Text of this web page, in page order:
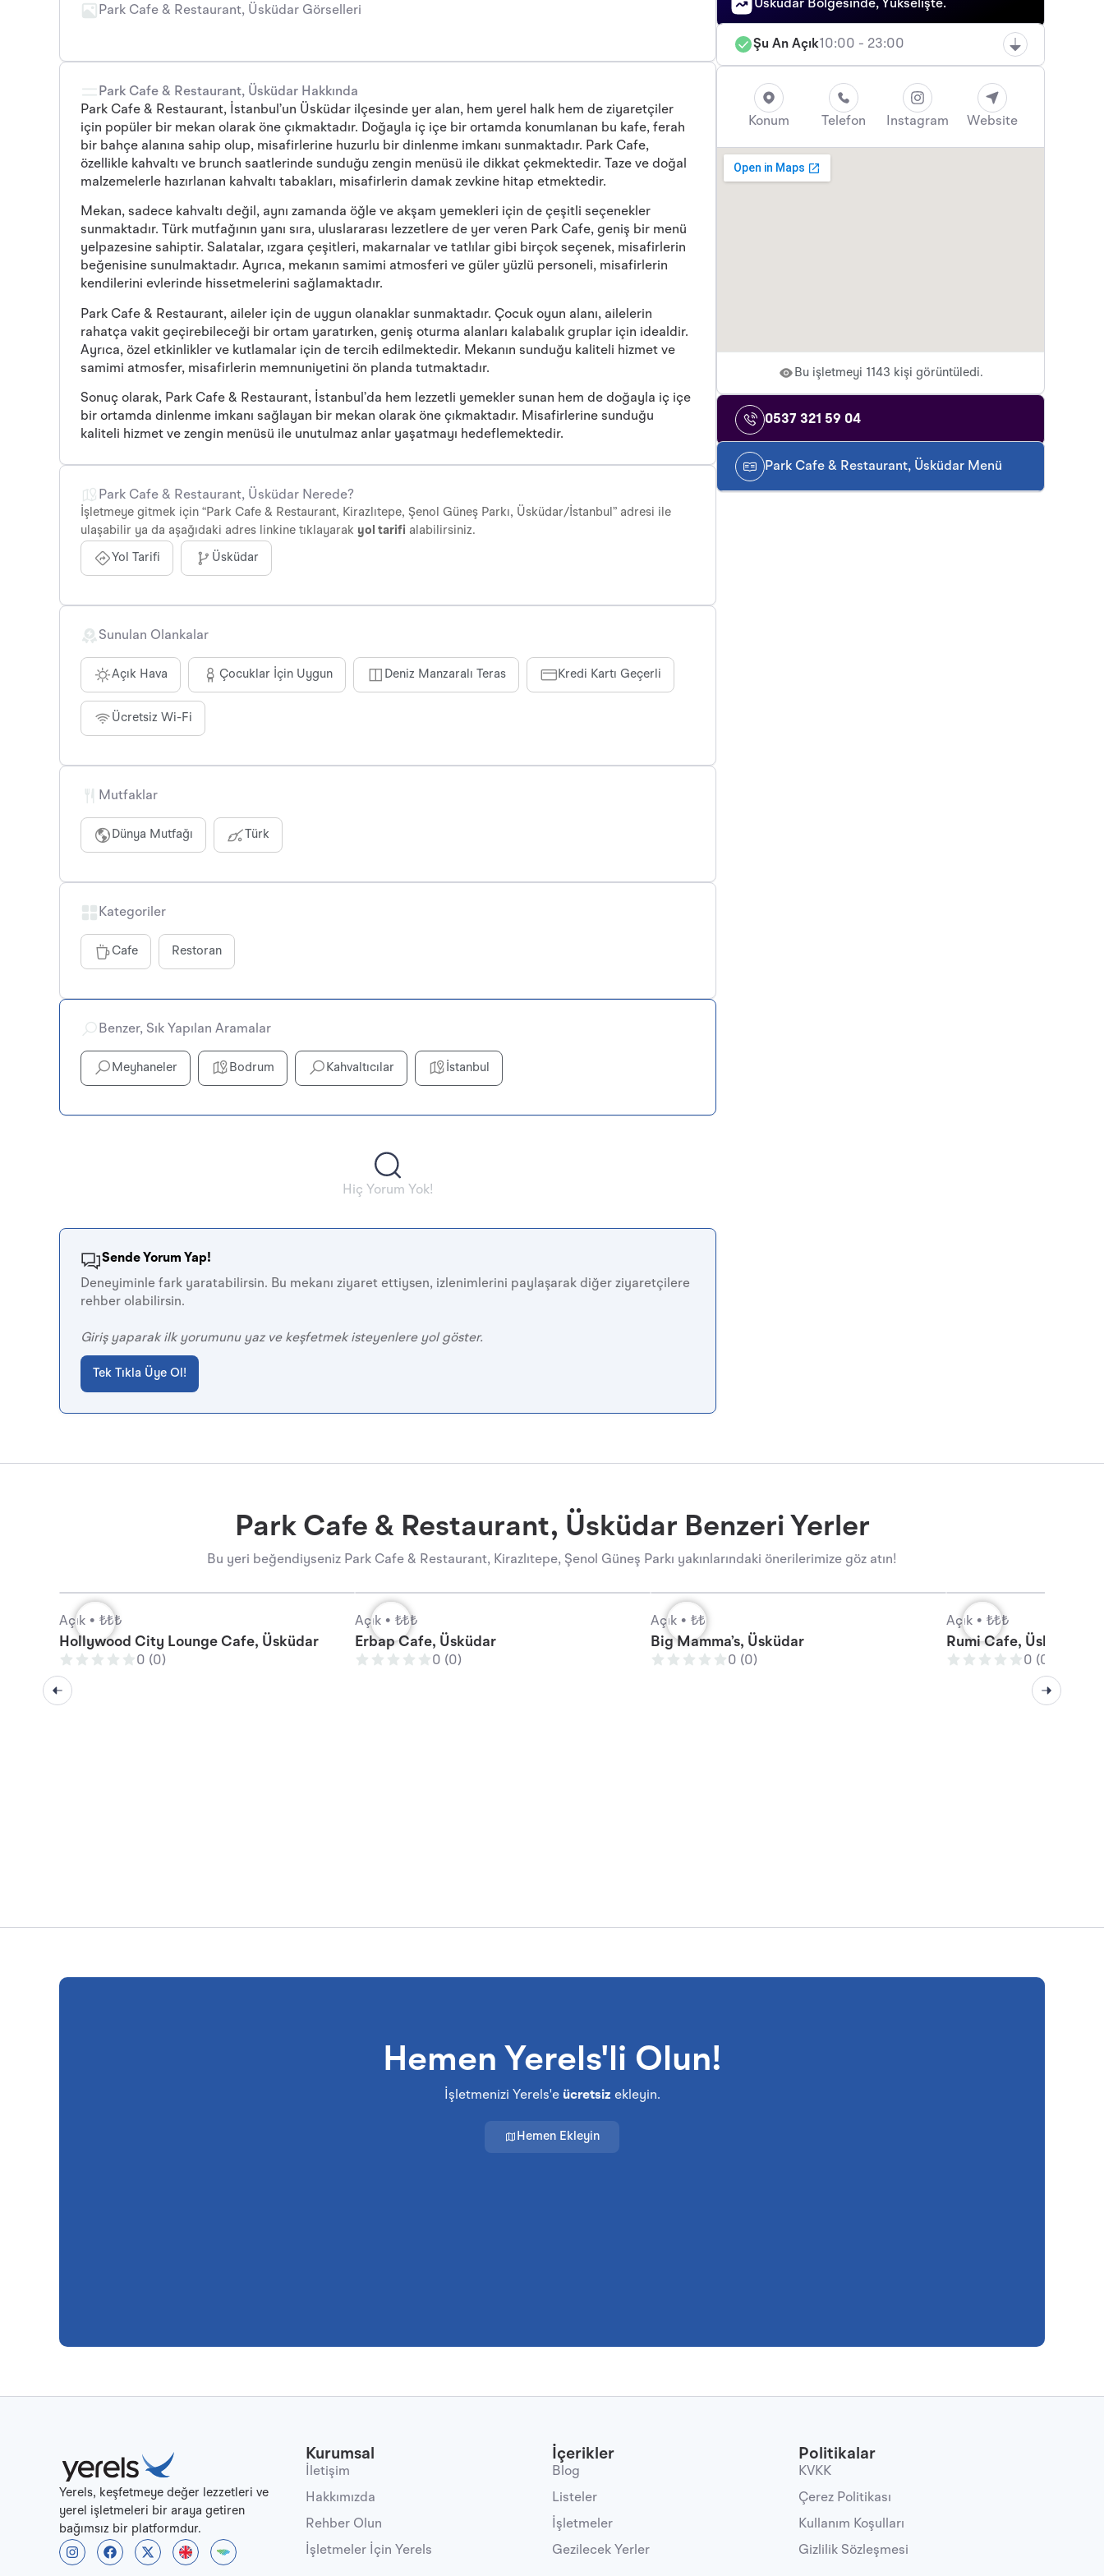
Park Cafe & Restaurant, Üsküdar Görselleri
Park Cafe & Restaurant, Üsküdar Hakkında
Park Cafe & Restaurant, İstanbul’un Üsküdar ilçesinde yer alan, hem yerel halk hem de ziyaretçiler
için popüler bir mekan olarak öne çıkmaktadır. Doğayla iç içe bir ortamda konumlanan bu kafe, ferah
bir bahçe alanına sahip olup, misafirlerine huzurlu bir dinlenme imkanı sunmaktadır. Park Cafe,
özellikle kahvaltı ve brunch saatlerinde sunduğu zengin menüsü ile dikkat çekmektedir. Taze ve doğal
malzemelerle hazırlanan kahvaltı tabakları, misafirlerin damak zevkine hitap etmektedir.
Mekan, sadece kahvaltı değil, aynı zamanda öğle ve akşam yemekleri için de çeşitli seçenekler
sunmaktadır. Türk mutfağının yanı sıra, uluslararası lezzetlere de yer veren Park Cafe, geniş bir menü
yelpazesine sahiptir. Salatalar, ızgara çeşitleri, makarnalar ve tatlılar gibi birçok seçenek, misafirlerin
beğenisine sunulmaktadır. Ayrıca, mekanın samimi atmosferi ve güler yüzlü personeli, misafirlerin
kendilerini evlerinde hissetmelerini sağlamaktadır.
Park Cafe & Restaurant, aileler için de uygun olanaklar sunmaktadır. Çocuk oyun alanı, ailelerin
rahatça vakit geçirebileceği bir ortam yaratırken, geniş oturma alanları kalabalık gruplar için idealdir.
Ayrıca, özel etkinlikler ve kutlamalar için de tercih edilmektedir. Mekanın sunduğu kaliteli hizmet ve
samimi atmosfer, misafirlerin memnuniyetini ön planda tutmaktadır.
Sonuç olarak, Park Cafe & Restaurant, İstanbul’da hem lezzetli yemekler sunan hem de doğayla iç içe
bir ortamda dinlenme imkanı sağlayan bir mekan olarak öne çıkmaktadır. Misafirlerine sunduğu
kaliteli hizmet ve zengin menüsü ile unutulmaz anlar yaşatmayı hedeflemektedir.
Park Cafe & Restaurant, Üsküdar Nerede?
İşletmeye gitmek için “Park Cafe & Restaurant, Kirazlıtepe, Şenol Güneş Parkı, Üsküdar/İstanbul” adresi ile
ulaşabilir ya da aşağıdaki adres linkine tıklayarak yol tarifi alabilirsiniz.
Yol Tarifi Üsküdar
Sunulan Olankalar
Açık Hava Çocuklar İçin Uygun Deniz Manzaralı Teras Kredi Kartı Geçerli
Ücretsiz Wi-Fi
Mutfaklar
Dünya Mutfağı Türk
Kategoriler
Cafe Restoran
Benzer, Sık Yapılan Aramalar
Meyhaneler Bodrum Kahvaltıcılar İstanbul
Hiç Yorum Yok!
Sende Yorum Yap!
Deneyiminle fark yaratabilirsin. Bu mekanı ziyaret ettiysen, izlenimlerini paylaşarak diğer ziyaretçilere
rehber olabilirsin.
Giriş yaparak ilk yorumunu yaz ve keşfetmek isteyenlere yol göster.
Tek Tıkla Üye Ol!
Üsküdar Bölgesinde, Yükselişte.
Şu An Açık10:00 - 23:00
Konum Telefon Instagram Website
Bu işletmeyi 1143 kişi görüntüledi.
0537 321 59 04
Park Cafe & Restaurant, Üsküdar Menü
Park Cafe & Restaurant, Üsküdar Benzeri Yerler
Bu yeri beğendiyseniz Park Cafe & Restaurant, Kirazlıtepe, Şenol Güneş Parkı yakınlarındaki önerilerimize göz atın!
Açık • ₺₺₺
Hollywood City Lounge Cafe, Üsküdar
0 (0)
Açık • ₺₺₺
Erbap Cafe, Üsküdar
0 (0)
Açık • ₺₺
Big Mamma’s, Üsküdar
0 (0)
Açık • ₺₺₺
Rumi Cafe, Üsküdar
0 (0)
Hemen Yerels'li Olun!
İşletmenizi Yerels'e ücretsiz ekleyin.
Hemen Ekleyin
Yerels, keşfetmeye değer lezzetleri ve
yerel işletmeleri bir araya getiren
bağımsız bir platformdur.
Kurumsal
İletişim
Hakkımızda
Rehber Olun
İşletmeler İçin Yerels
İçerikler
Blog
Listeler
İşletmeler
Gezilecek Yerler
Politikalar
KVKK
Çerez Politikası
Kullanım Koşulları
Gizlilik Sözleşmesi